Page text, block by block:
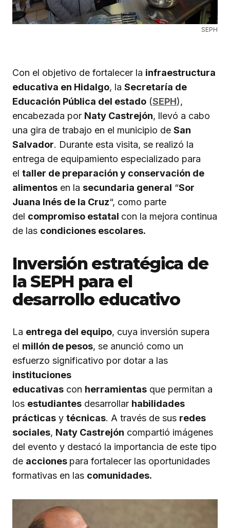
SEPH
Con el objetivo de fortalecer la infraestructura
educativa en Hidalgo, la Secretaría de
Educación Pública del estado (SEPH),
encabezada por Naty Castrejón, llevó a cabo
una gira de trabajo en el municipio de San
Salvador. Durante esta visita, se realizó la
entrega de equipamiento especializado para
el taller de preparación y conservación de
alimentos en la secundaria general “Sor
Juana Inés de la Cruz“, como parte
del compromiso estatal con la mejora continua
de las condiciones escolares.
Inversión estratégica de
la SEPH para el
desarrollo educativo
La entrega del equipo, cuya inversión supera
el millón de pesos, se anunció como un
esfuerzo significativo por dotar a las
instituciones
educativas con herramientas que permitan a
los estudiantes desarrollar habilidades
prácticas y técnicas. A través de sus redes
sociales, Naty Castrejón compartió imágenes
del evento y destacó la importancia de este tipo
de acciones para fortalecer las oportunidades
formativas en las comunidades.